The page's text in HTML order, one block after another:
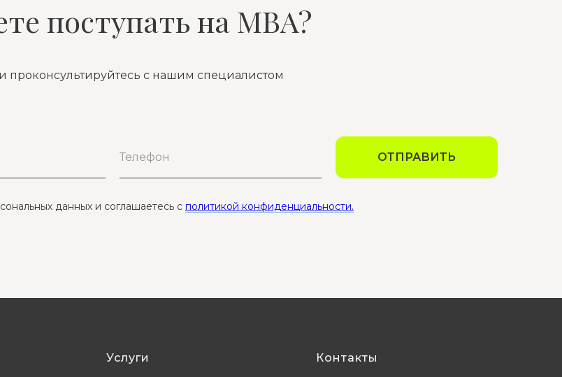
поступать на MBA?
и проконсультируйтесь с нашим специалистом
ОТПРАВИТЬ
данных и соглашаетесь с политикой конфиденциальности.
Услуги Контакты